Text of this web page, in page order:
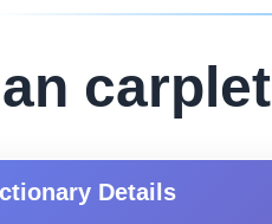
carplet
Details